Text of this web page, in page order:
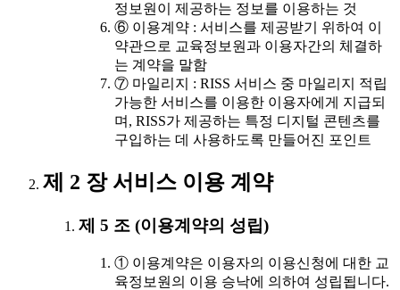
정보원이 제공하는 정보를 이용하는 것
⑥ 이용계약 : 서비스를 제공받기 위하여 이
약관으로 교육정보원과 이용자간의 체결하
는 계약을 말함
⑦ 마일리지 : RISS 서비스 중 마일리지 적립
가능한 서비스를 이용한 이용자에게 지급되
며, RISS가 제공하는 특정 디지털 콘텐츠를
구입하는 데 사용하도록 만들어진 포인트
제 2 장 서비스 이용 계약
제 5 조 (이용계약의 성립)
① 이용계약은 이용자의 이용신청에 대한 교
육정보원의 이용 승낙에 의하여 성립됩니다.